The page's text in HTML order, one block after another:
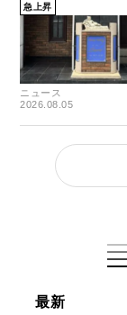
急上昇
ニュース
2026.08.05
最新